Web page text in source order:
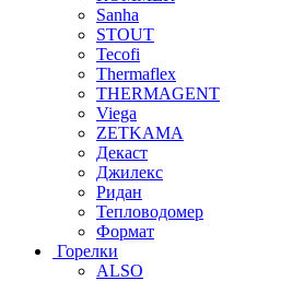
Sanha
STOUT
Tecofi
Thermaflex
THERMAGENT
Viega
ZETKAMA
Декаст
Джилекс
Ридан
Тепловодомер
Формат
Горелки
ALSO